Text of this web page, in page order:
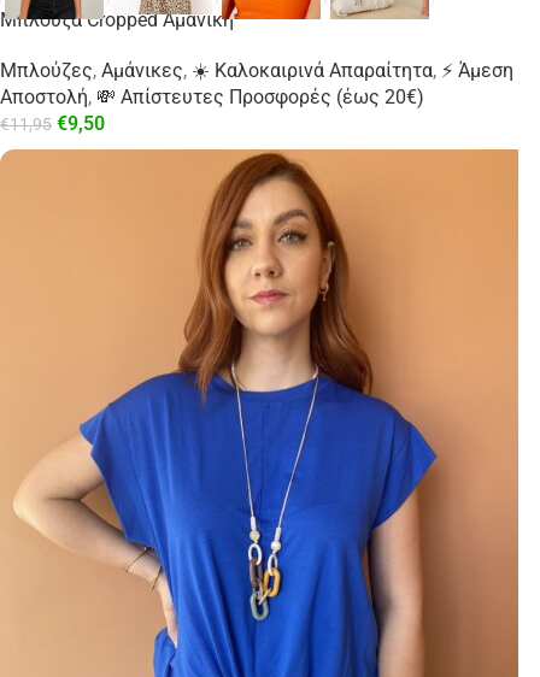
Μπλούζα Cropped Aμάνικη
Μπλούζες, Αμάνικες, ☀️ Καλοκαιρινά Απαραίτητα, ⚡ Άμεση
Αποστολή, 💸 Απίστευτες Προσφορές (έως 20€)
€11,95 €9,50